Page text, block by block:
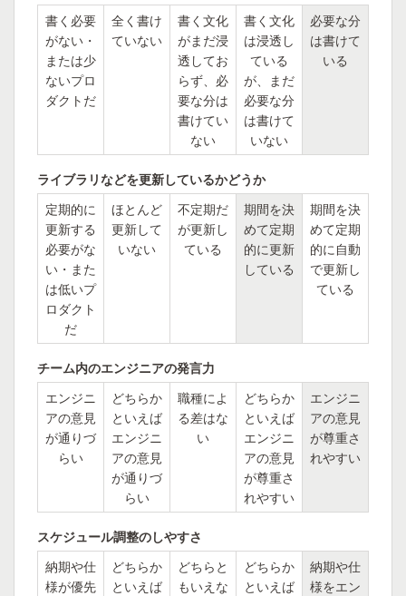
書く必要
がない・
または少
ないプロ
ダクトだ
全く書け
ていない
書く文化
がまだ浸
透してお
らず、必
要な分は
書けてい
ない
書く文化
は浸透し
ている
が、まだ
必要な分
は書けて
いない
必要な分
は書けて
いる
ライブラリなどを更新しているかどうか
定期的に
更新する
必要がな
い・また
は低いプ
ロダクト
だ
ほとんど
更新して
いない
不定期だ
が更新し
ている
期間を決
めて定期
的に更新
している
期間を決
めて定期
的に自動
で更新し
ている
チーム内のエンジニアの発言力
エンジニ
アの意見
が通りづ
らい
どちらか
といえば
エンジニ
アの意見
が通りづ
らい
職種によ
る差はな
い
どちらか
といえば
エンジニ
アの意見
が尊重さ
れやすい
エンジニ
アの意見
が尊重さ
れやすい
スケジュール調整のしやすさ
納期や仕
様が優先
どちらか
といえば
どちらと
もいえな
どちらか
といえば
納期や仕
様をエン